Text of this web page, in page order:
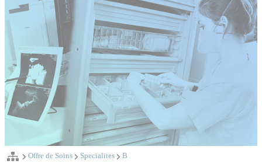
Offre de Soins Specialites B